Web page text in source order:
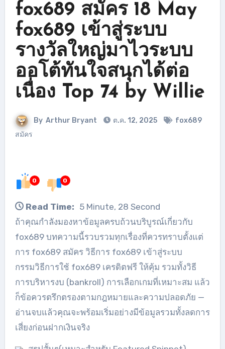
fox689 สมัคร 18 May
fox689 เข้าสู่ระบบ
รางวัลใหญ่มาไวระบบ
ออโต้ทันใจสนุกได้ต่อ
เนื่อง Top 74 by Willie
By Arthur Bryant ต.ค. 12, 2025
fox689
สมัคร
0 0
Read Time: 5 Minute, 28 Second
ถ้าคุณกำลังมองหาข้อมูลครบถ้วนบริบูรณ์เกี่ยวกับ
fox689 บทความนี้รวบรวมทุกเรื่องที่ควรทราบตั้งแต่
การ fox689 สมัคร วิธีการ fox689 เข้าสู่ระบบ
กรรมวิธีการใช้ fox689 เครดิตฟรี ให้คุ้ม รวมทั้งวิธี
การบริหารงบ (bankroll) การเลือกเกมที่เหมาะสม แล้ว
ก็ข้อควรตรึกตรองตามกฎหมายและความปลอดภัย —
อ่านจบแล้วคุณจะพร้อมเริ่มอย่างมีข้อมูลรวมทั้งลดการ
เสี่ยงก่อนฝากเงินจริง